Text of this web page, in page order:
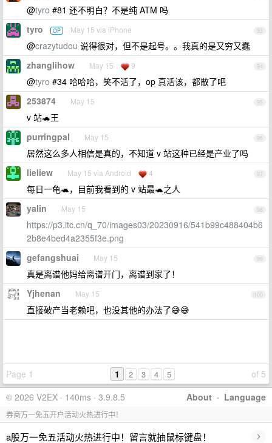
@tyro #81 还不明白？不是纯 ATM 吗
93
tyro OP May 15 via iPhone
@crazytudou 说得很对，但不是起号。。我真的是又穷又蠢
94
zhanglihow May 15 9
@tyro #34 哈哈哈，笑不活了，op 真活该，都散了吧
95
253874 May 15
v 站🐢王
96
purringpal May 15
居然这么多人相信是真的，不知道 v 站这种已经是产业了吗
97
lieliew May 15 via Android 4
每日一龟🐢，目前我看到的 v 站最🐢之人
98
yalin May 15
https://p3.itc.cn/q_70/images03/20230916/541b99c488404b6
2b8e4bed4a2355f3e.png
99
gefangshuai May 15
真是离谱他妈给离谱开门，离谱到家了！
100
Yjhenan May 15
直接破产当老赖吧，也没其他的办法了😅😅
Page 1 of 5
1 2 3 4 5
About · Language
© 2026 V2EX · 140ms · 3.9.8.5
券商万一免五开户活动火热进行中！
a股万一免五活动火热进行中！留言就抽鼠标键盘！ ›